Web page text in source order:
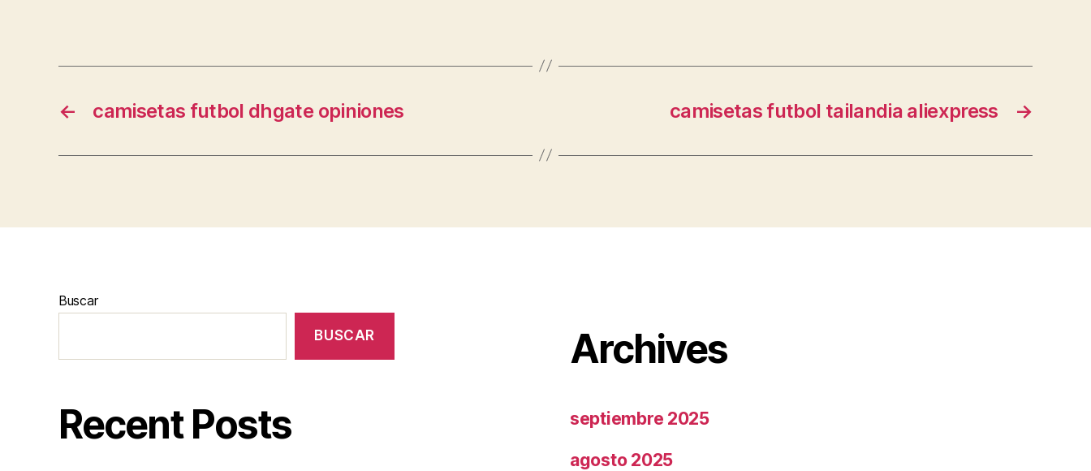
← camisetas futbol dhgate opiniones →
camisetas futbol tailandia aliexpress
Buscar
BUSCAR
Recent Posts
Archives
septiembre 2025
agosto 2025